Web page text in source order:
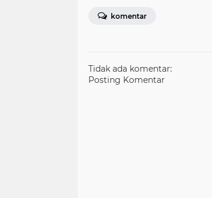
komentar
Tidak ada komentar:
Posting Komentar